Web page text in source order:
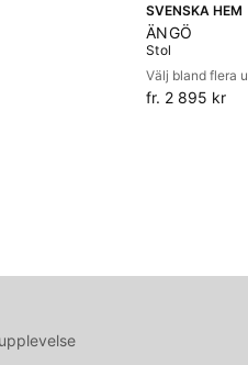
SVENSKA HEM
ÄNGÖ
Stol
Välj bland flera
fr. 2 895 kr